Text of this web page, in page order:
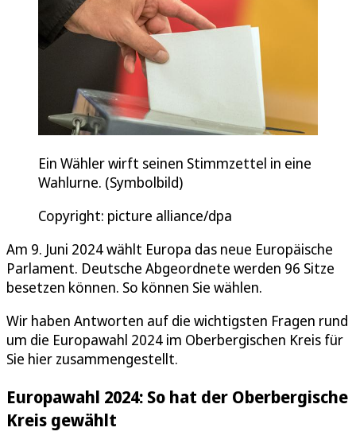
Ein Wähler wirft seinen Stimmzettel in eine
Wahlurne. (Symbolbild)
Copyright: picture alliance/dpa
Am 9. Juni 2024 wählt Europa das neue Europäische
Parlament. Deutsche Abgeordnete werden 96 Sitze
besetzen können. So können Sie wählen.
Wir haben Antworten auf die wichtigsten Fragen rund
um die Europawahl 2024 im Oberbergischen Kreis für
Sie hier zusammengestellt.
Europawahl 2024: So hat der Oberbergische
Kreis gewählt